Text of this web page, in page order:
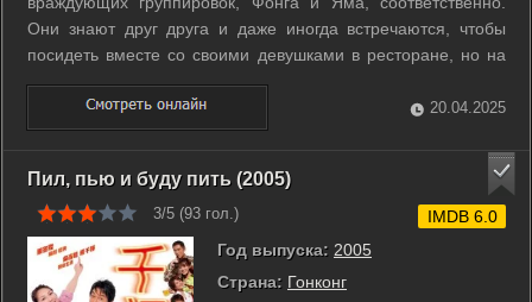
Они знают друг друга и даже иногда встречаются, чтобы
посидеть вместе со своими девушками в ресторане, но на
поле боя все всегда меняется. Во время одной из
неожиданных атак, устроенной Мартином на босса Джека,
Яма, ситуация выходит из-под ...
20.04.2025
Пил, пью и буду пить (2005)
3/5 (93 гол.)
Год выпуска: 2005
Страна: Гонконг
IMDB 6.0